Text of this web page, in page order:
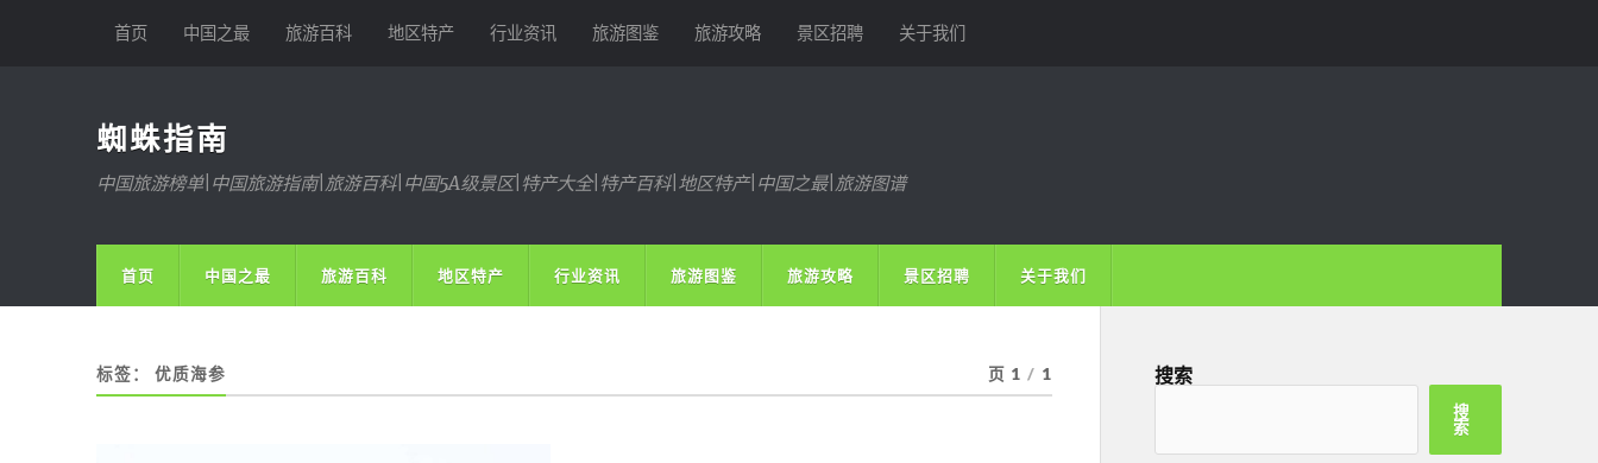
首页 中国之最 旅游百科 地区特产 行业资讯 旅游图鉴 旅游攻略 景区招聘 关于我们
蜘蛛指南
中国旅游榜单|中国旅游指南|旅游百科|中国5A级景区|特产大全|特产百科|地区特产|中国之最|旅游图谱
首页 中国之最 旅游百科 地区特产 行业资讯 旅游图鉴 旅游攻略 景区招聘 关于我们
标签： 优质海参 页 1 / 1 搜索
搜
索